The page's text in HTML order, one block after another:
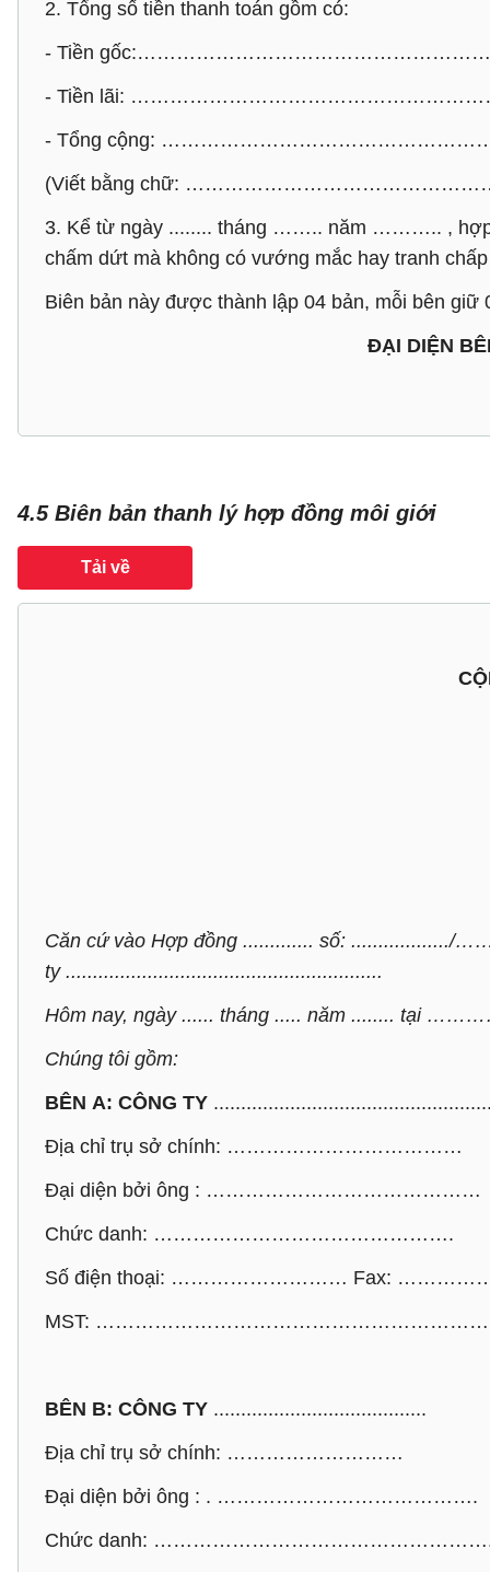
2. Tổng số tiền thanh toán gồm có:
- Tiền
- Tiền lãi:
- Tổng cộng:
(Viết bằng chữ:
3. Kể từ ngày ........ tháng …….. năm ……….. , hợp
chấm dứt mà không có vướng mắc hay tranh
Biên bản này được thành lập 04 bản, mỗi bên giữ
ĐẠI
4.5 Biên bản thanh lý hợp đồng môi giới
Tải về
Căn cứ vào Hợp đồng ............. số: ................../
ty ..........................................................
Hôm nay, ngày ...... tháng ..... năm
Chúng tôi gồm:
BÊN A: CÔNG TY
Địa chỉ trụ sở chính: ………………………………
Đại diện bởi ông : ……………………………………
Chức danh: ……………………………………….
Số điện thoại: ……………………… Fax:
MST:
BÊN B: CÔNG TY .......................................
Địa chỉ trụ sở chính: ………………………
Đại diện bởi ông : . ………………………………….
Chức danh: